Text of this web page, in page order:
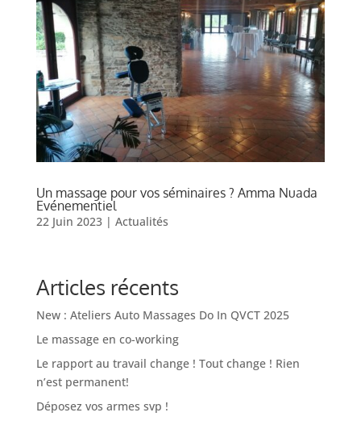
Un massage pour vos séminaires ? Amma Nuada
Evénementiel
22 Juin 2023| Actualités
Articles récents
New : Ateliers Auto Massages Do In QVCT 2025
Le massage en co-working
Le rapport au travail change ! Tout change ! Rien
n’est permanent!
Déposez vos armes svp !